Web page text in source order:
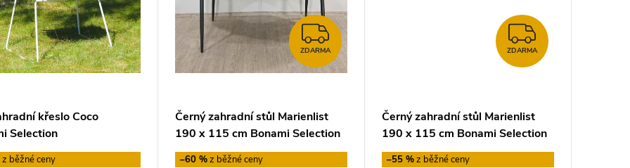
křeslo Coco
Selection
ZDARMA
ZDARMA
Černý zahradní stůl Marienlist
190 x 115 cm Bonami Selection
–60 %
ZDARMA
ZDARMA
Černý zahradní stůl Marienlist
190 x 115 cm Bonami Selection
–55 %